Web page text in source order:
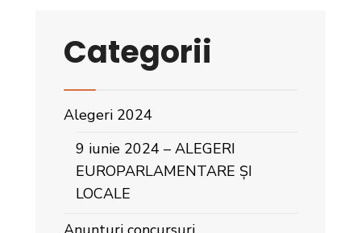
Categorii
Alegeri 2024
9 iunie 2024 – ALEGERI
EUROPARLAMENTARE ȘI
LOCALE